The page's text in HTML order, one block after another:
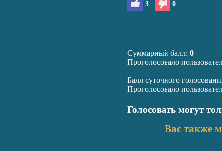
3 0
Суммарный балл: 0
Проголосовало
Балл суточного
Проголосовало
Голосовать могут
Вас также